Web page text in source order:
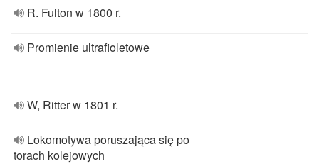
R. Fulton w 1800 r.
Promienie ultrafioletowe
W, Ritter w 1801 r.
Lokomotywa poruszająca się po
torach kolejowych